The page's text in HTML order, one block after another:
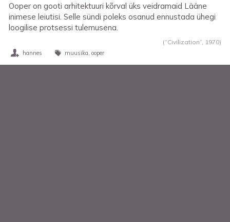
Ooper on gooti arhitektuuri kõrval üks veidramaid Lääne
inimese leiutisi. Selle sündi poleks osanud ennustada ühegi
loogilise protsessi tulemusena.
(“Civilization”, 1970)
hannes muusika ooper